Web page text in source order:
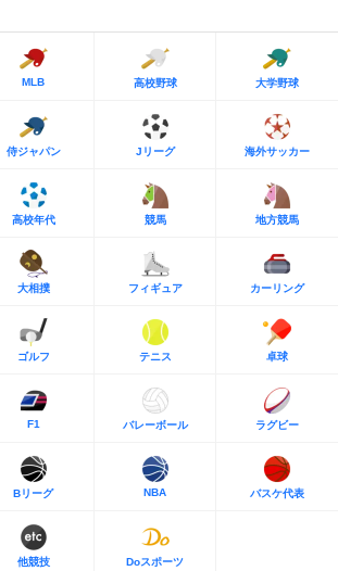
MLB 高校野球 大学野球
侍ジャパン Jリーグ 海外サッカー
高校年代 競馬 地方競馬
大相撲 フィギュア カーリング
ゴルフ テニス 卓球
F1 バレーボール ラグビー
Bリーグ NBA バスケ代表
他競技 Doスポーツ